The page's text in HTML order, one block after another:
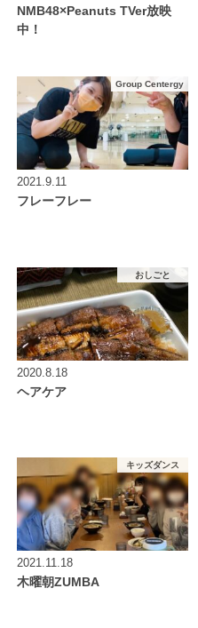
NMB48×Peanuts TVer放映
中！
Group Centergy
2021.9.11
フレーフレー
おしごと
2020.8.18
ヘアケア
キッズダンス
2021.11.18
木曜朝ZUMBA